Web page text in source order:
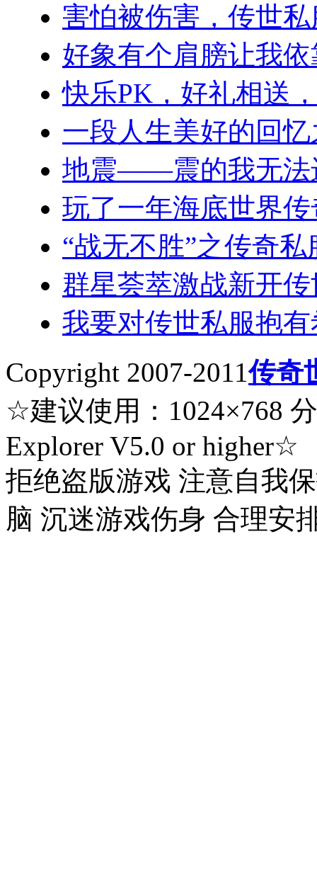
害怕被伤害，传世
好象有个肩膀让我依
快乐PK，好礼相送
一段人生美好的回
地震——震的我无法
玩了一年海底世界
“战无不胜”之传奇
群星荟萃激战新开
我要对传世私服抱
Copyright 2007-2011传奇
☆建议使用：1024×768
Explorer V5.0 or higher☆
拒绝盗版游戏 注意自我
脑 沉迷游戏伤身 合理安